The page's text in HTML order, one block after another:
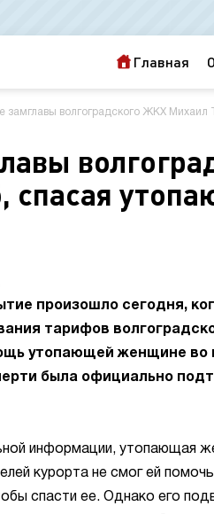
Главная
замглавы волгоградского ЖКХ
спасая
произошло сегодня,
тарифов
утопающей женщине во
была официально
информации, утопающая
курорта не смог ей
спасти ее. Однако его